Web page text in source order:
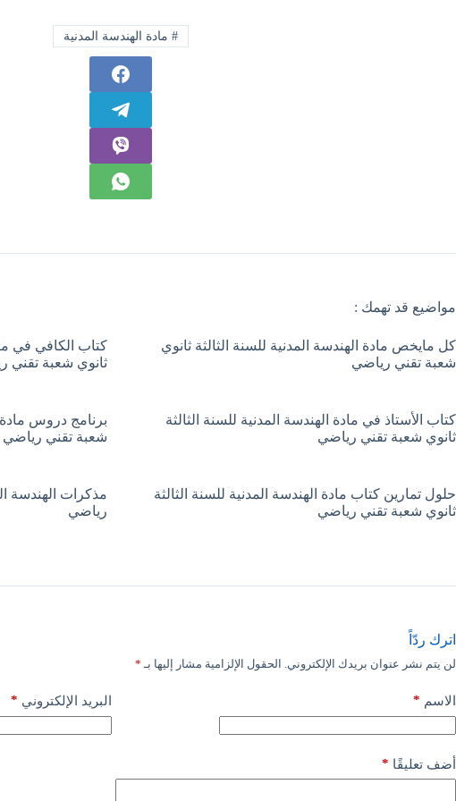
# مادة الهندسة المدنية
مواضيع قد تهمك :
كل مايخص مادة الهندسة المدنية للسنة الثالثة ثانوي
شعبة تقني رياضي
كتاب الكافي في
ثانوي شعبة تقني
كتاب الأستاذ في مادة الهندسة المدنية للسنة الثالثة
ثانوي شعبة تقني رياضي
برنامج دروس مادة
شعبة تقني رياضي
حلول تمارين كتاب مادة الهندسة المدنية للسنة الثالثة
ثانوي شعبة تقني رياضي
مذكرات الهندسة
رياضي
اترك ردّاً
لن يتم نشر عنوان بريدك الإلكتروني. الحقول الإلزامية مشار إليها بـ *
الاسم * البريد الإلكتروني *
أضف تعليقًا *